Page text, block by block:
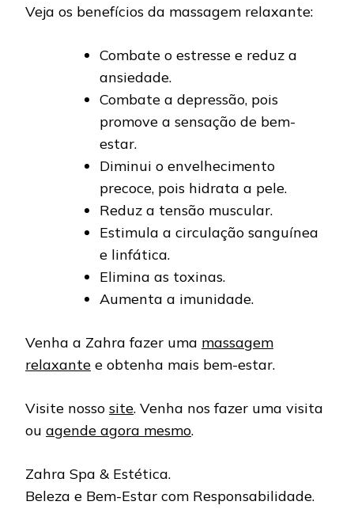
Veja os benefícios da massagem relaxante:
Combate o estresse e reduz a
ansiedade.
Combate a depressão, pois
promove a sensação de bem-
estar.
Diminui o envelhecimento
precoce, pois hidrata a pele.
Reduz a tensão muscular.
Estimula a circulação sanguínea
e linfática.
Elimina as toxinas.
Aumenta a imunidade.
Venha a Zahra fazer uma massagem
relaxante e obtenha mais bem-estar.
Visite nosso site. Venha nos fazer uma visita
ou agende agora mesmo.
Zahra Spa & Estética.
Beleza e Bem-Estar com Responsabilidade.